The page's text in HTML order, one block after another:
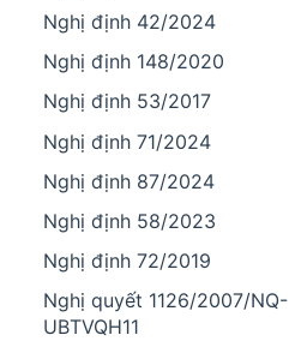
Nghị định 42/2024
Nghị định 148/2020
Nghị định 53/2017
Nghị định 71/2024
Nghị định 87/2024
Nghị định 58/2023
Nghị định 72/2019
Nghị quyết 1126/2007/NQ-
UBTVQH11